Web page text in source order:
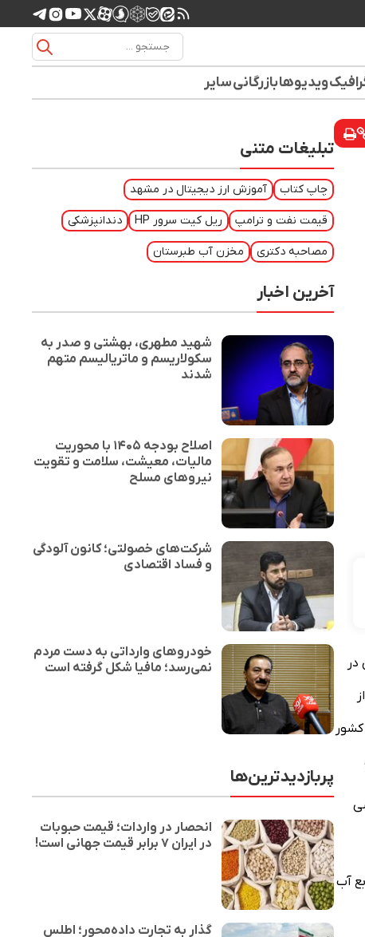
ویدیوهابازرگانیسایر
آب
تبلیغات متنی
چاپ کتاب آموزش ارز دیجیتال در مشهد
قیمت نفت و ترامپ ریل کیت سرور HP دندانپزشکی
مصاحبه دکتری مخزن آب طبرستان
آخرین اخبار
شهید مطهری، بهشتی و صدر به
سکولاریسم و ماتریالیسم متهم
شدند
اصلاح بودجه ۱۴۰۵ با محوریت
مالیات، معیشت، سلامت و تقویت
نیروهای مسلح
شرکت‌های خصولتی؛ کانون آلودگی
و فساد اقتصادی
خودروهای وارداتی به دست مردم
نمی‌رسد؛ مافیا شکل گرفته است
پربازدیدترین‌ها
انحصار در واردات؛ قیمت حبوبات
در ایران ۷ برابر قیمت جهانی است!
گذار به تجارت داده‌محور؛ اطلس